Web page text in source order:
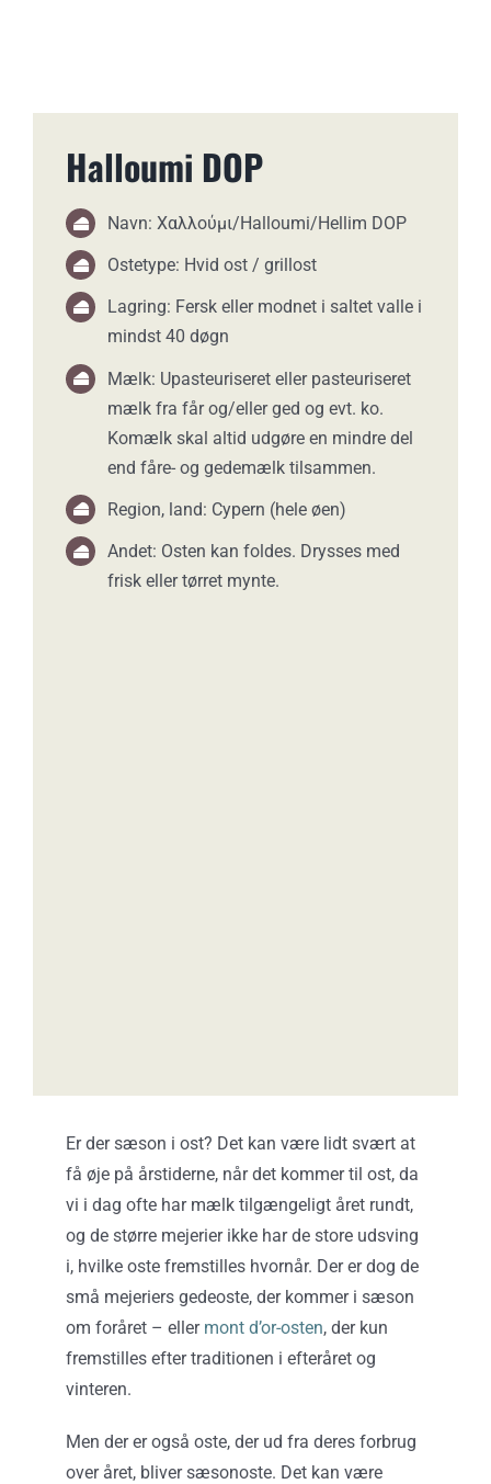
Halloumi DOP
Navn: Χαλλούμι/Halloumi/Hellim DOP
Ostetype: Hvid ost / grillost
Lagring: Fersk eller modnet i saltet valle i
mindst 40 døgn
Mælk: Upasteuriseret eller pasteuriseret
mælk fra får og/eller ged og evt. ko.
Komælk skal altid udgøre en mindre del
end fåre- og gedemælk tilsammen.
Region, land: Cypern (hele øen)
Andet: Osten kan foldes. Drysses med
frisk eller tørret mynte.
Er der sæson i ost? Det kan være lidt svært at
få øje på årstiderne, når det kommer til ost, da
vi i dag ofte har mælk tilgængeligt året rundt,
og de større mejerier ikke har de store udsving
i, hvilke oste fremstilles hvornår. Der er dog de
små mejeriers gedeoste, der kommer i sæson
om foråret – eller mont d’or-osten, der kun
fremstilles efter traditionen i efteråret og
vinteren.
Men der er også oste, der ud fra deres forbrug
over året, bliver sæsonoste. Det kan være